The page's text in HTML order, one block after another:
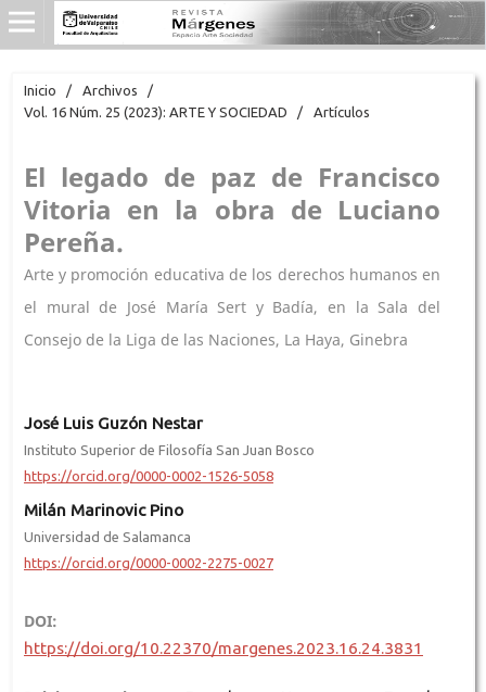
Inicio / Archivos
/
Vol. 16 Núm. 25 (2023): ARTE Y SOCIEDAD
/ Artículos
El legado de paz de Francisco
Vitoria en la obra de Luciano
Pereña.
Arte y promoción educativa de los derechos humanos en
el mural de José María Sert y Badía, en la Sala del
Consejo de la Liga de las Naciones, La Haya, Ginebra
José Luis Guzón Nestar
Instituto Superior de Filosofía San Juan Bosco
https://orcid.org/0000-0002-1526-5058
Milán Marinovic Pino
Universidad de Salamanca
https://orcid.org/0000-0002-2275-0027
DOI:
https://doi.org/10.22370/margenes.2023.16.24.3831